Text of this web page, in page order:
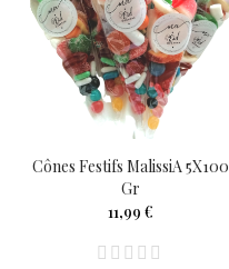
Cônes Festifs MalissiA 5X100
Gr
11,99 €